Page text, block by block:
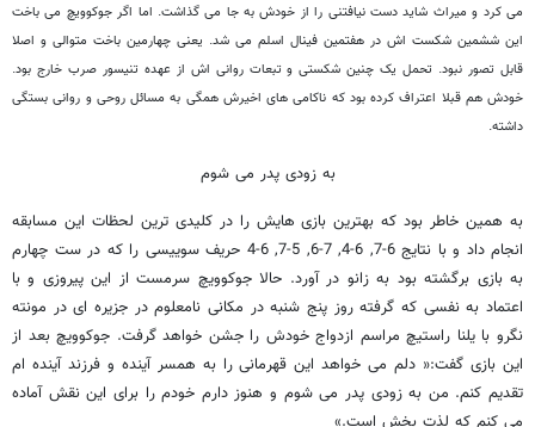
می کرد و میراث شاید دست نیافتنی را از خودش به جا می گذاشت. اما اگر جوکوویچ می باخت
این ششمین شکست اش در هفتمین فینال اسلم می شد. یعنی چهارمین باخت متوالی و اصلا
قابل تصور نبود. تحمل یک چنین شکستی و تبعات روانی اش از عهده تنیسور صرب خارج بود.
خودش هم قبلا اعتراف کرده بود که ناکامی های اخیرش همگی به مسائل روحی و روانی بستگی
داشته.
به زودی پدر می شوم
به همین خاطر بود که بهترین بازی هایش را در کلیدی ترین لحظات این مسابقه
انجام داد و با نتایج 6-7, 6-4, 7-6, 5-7, 6-4 حریف سوییسی را که در ست چهارم
به بازی برگشته بود به زانو در آورد. حالا جوکوویچ سرمست از این پیروزی و با
اعتماد به نفسی که گرفته روز پنج شنبه در مکانی نامعلوم در جزیره ای در مونته
نگرو با یلنا راستیچ مراسم ازدواج خودش را جشن خواهد گرفت. جوکوویچ بعد از
این بازی گفت:« دلم می خواهد این قهرمانی را به همسر آینده و فرزند آینده ام
تقدیم کنم. من به زودی پدر می شوم و هنوز دارم خودم را برای این نقش آماده
می کنم که لذت بخش است.»